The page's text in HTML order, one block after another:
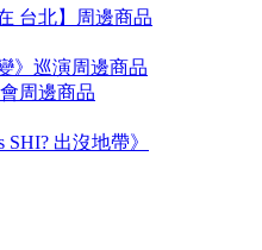
台北】周邊商品
》巡演周邊商品
周邊商品
SHI? 出沒地帶》